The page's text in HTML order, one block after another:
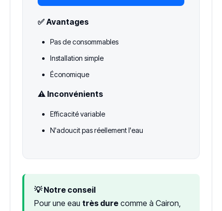
✅ Avantages
Pas de consommables
Installation simple
Économique
⚠️ Inconvénients
Efficacité variable
N'adoucit pas réellement l'eau
💡 Notre conseil
Pour une eau très dure comme à Cairon,